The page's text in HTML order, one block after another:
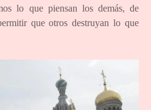
lo que piensan los demás, de
que otros destruyan lo que